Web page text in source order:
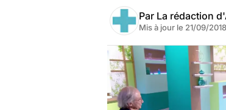
Par La rédaction
Mis à jour le 21/09/2018